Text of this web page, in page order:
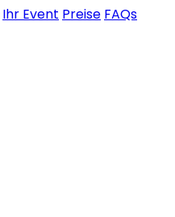
Ihr Event Preise FAQs